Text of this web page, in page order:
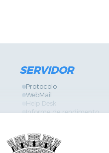
SERVIDOR
Protocolo
WebMail
Help Desk
Informe de rendimento
GPI
Diário Oficial